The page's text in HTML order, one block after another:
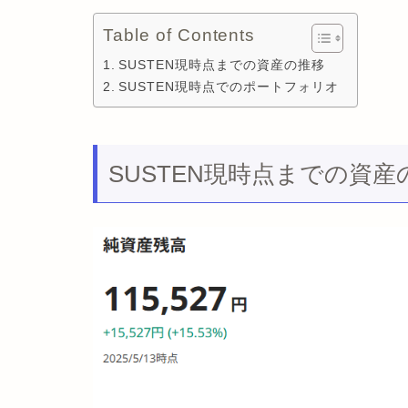
Table of Contents
SUSTEN現時点までの資産の推移
SUSTEN現時点でのポートフォリオ
SUSTEN現時点までの資産